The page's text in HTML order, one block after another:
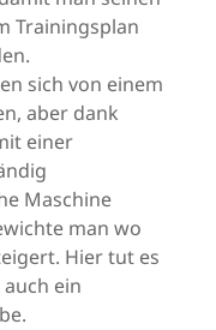
Trainingsplan
sich von einem
aber dank
einer
Maschine
man wo
Hier tut es
ein